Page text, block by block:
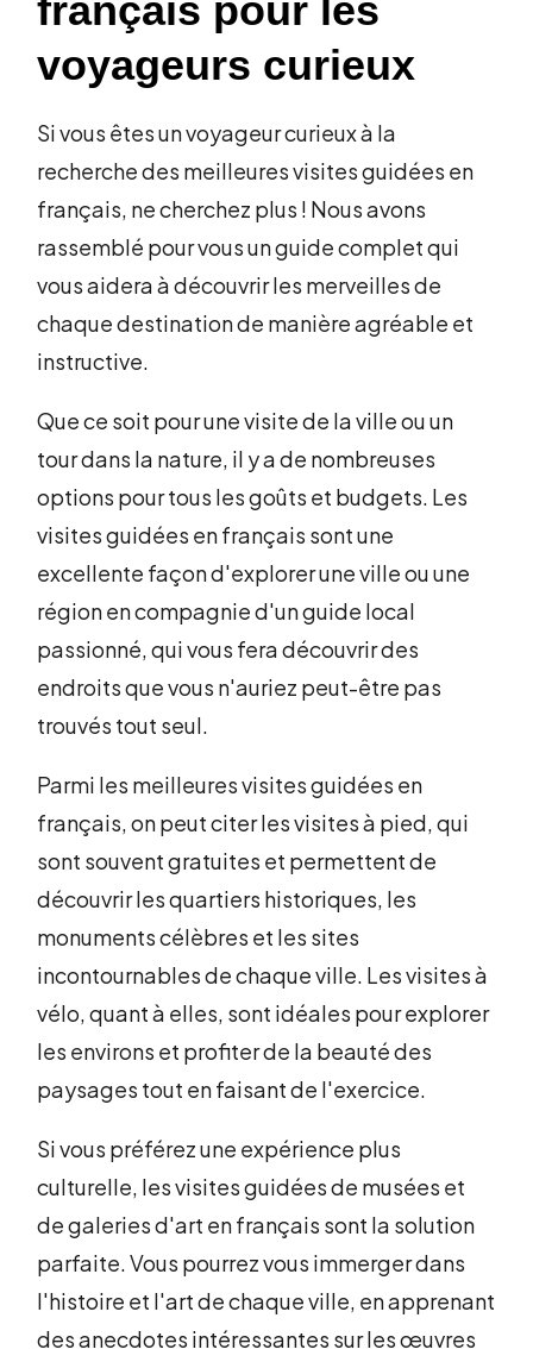
français pour les
voyageurs curieux
Si vous êtes un voyageur curieux à la
recherche des meilleures visites guidées en
français, ne cherchez plus ! Nous avons
rassemblé pour vous un guide complet qui
vous aidera à découvrir les merveilles de
chaque destination de manière agréable et
instructive.
Que ce soit pour une visite de la ville ou un
tour dans la nature, il y a de nombreuses
options pour tous les goûts et budgets. Les
visites guidées en français sont une
excellente façon d'explorer une ville ou une
région en compagnie d'un guide local
passionné, qui vous fera découvrir des
endroits que vous n'auriez peut-être pas
trouvés tout seul.
Parmi les meilleures visites guidées en
français, on peut citer les visites à pied, qui
sont souvent gratuites et permettent de
découvrir les quartiers historiques, les
monuments célèbres et les sites
incontournables de chaque ville. Les visites à
vélo, quant à elles, sont idéales pour explorer
les environs et profiter de la beauté des
paysages tout en faisant de l'exercice.
Si vous préférez une expérience plus
culturelle, les visites guidées de musées et
de galeries d'art en français sont la solution
parfaite. Vous pourrez vous immerger dans
l'histoire et l'art de chaque ville, en apprenant
des anecdotes intéressantes sur les œuvres